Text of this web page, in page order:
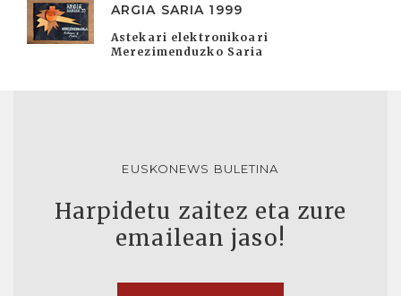
ARGIA SARIA 1999
Astekari elektronikoari
Merezimenduzko Saria
EUSKONEWS BULETINA
Harpidetu zaitez eta zure
emailean jaso!